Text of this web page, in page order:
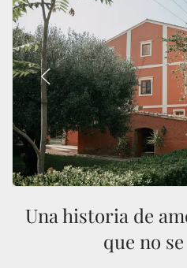
Una historia de
que no